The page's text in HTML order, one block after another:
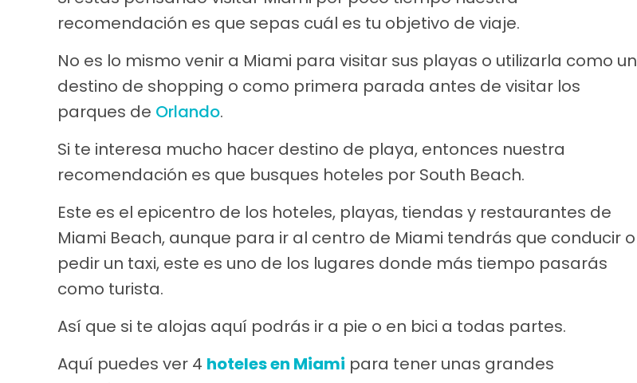
recomendación es que sepas cuál es tu objetivo de viaje.
No es lo mismo venir a Miami para visitar sus playas o utilizarla como un
destino de shopping o como primera parada antes de visitar los
parques de Orlando.
Si te interesa mucho hacer destino de playa, entonces nuestra
recomendación es que busques hoteles por South Beach.
Este es el epicentro de los hoteles, playas, tiendas y restaurantes de
Miami Beach, aunque para ir al centro de Miami tendrás que conducir o
pedir un taxi, este es uno de los lugares donde más tiempo pasarás
como turista.
Así que si te alojas aquí podrás ir a pie o en bici a todas partes.
Aquí puedes ver 4 hoteles en Miami para tener unas grandes